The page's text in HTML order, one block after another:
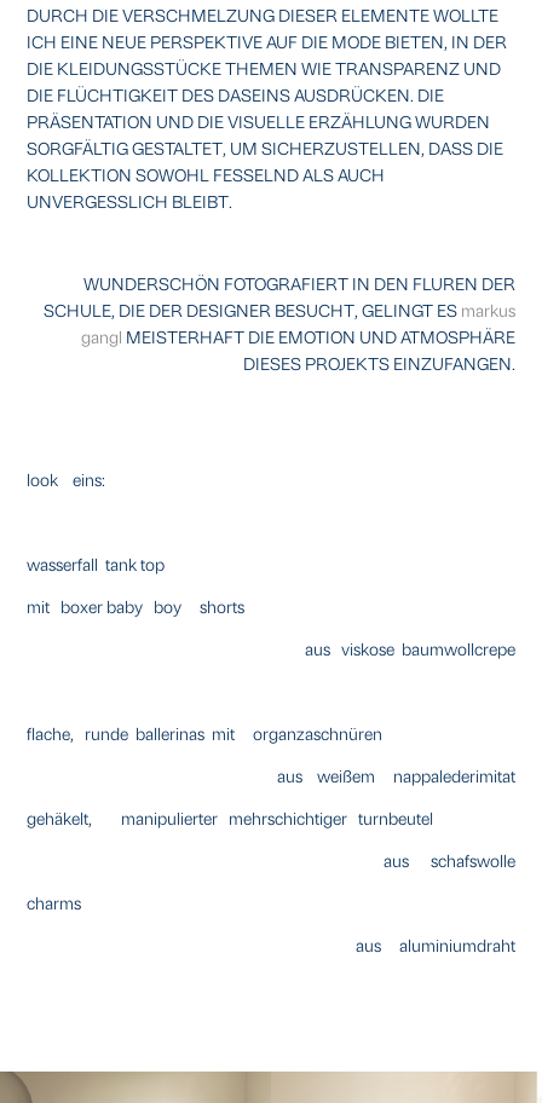
DURCH DIE VERSCHMELZUNG DIESER ELEMENTE WOLLTE
ICH EINE NEUE PERSPEKTIVE AUF DIE MODE BIETEN, IN DER
DIE KLEIDUNGSSTÜCKE THEMEN WIE TRANSPARENZ UND
DIE FLÜCHTIGKEIT DES DASEINS AUSDRÜCKEN. DIE
PRÄSENTATION UND DIE VISUELLE ERZÄHLUNG WURDEN
SORGFÄLTIG GESTALTET, UM SICHERZUSTELLEN, DASS DIE
KOLLEKTION SOWOHL FESSELND ALS AUCH
UNVERGESSLICH BLEIBT.
WUNDERSCHÖN FOTOGRAFIERT IN DEN FLUREN DER
SCHULE, DIE DER DESIGNER BESUCHT, GELINGT ES markus
gangl MEISTERHAFT DIE EMOTION UND ATMOSPHÄRE
DIESES PROJEKTS EINZUFANGEN.
look eins:
wasserfall tank top
mit boxer baby boy shorts
aus viskose baumwollcrepe
flache, runde ballerinas mit organzaschnüren
aus weißem nappalederimitat
gehäkelt, manipulierter mehrschichtiger turnbeutel
aus schafswolle
charms
aus aluminiumdraht